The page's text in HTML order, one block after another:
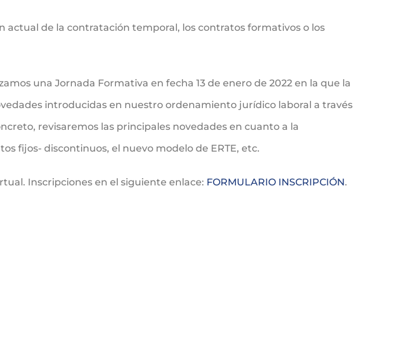
de la contratación temporal, los contratos formativos o los
una Jornada Formativa en fecha 13 de enero de 2022 en la que la
introducidas en nuestro ordenamiento jurídico laboral a través
revisaremos las principales novedades en cuanto a la
fijos- discontinuos, el nuevo modelo de ERTE, etc.
Inscripciones en el siguiente enlace: FORMULARIO INSCRIPCIÓN.